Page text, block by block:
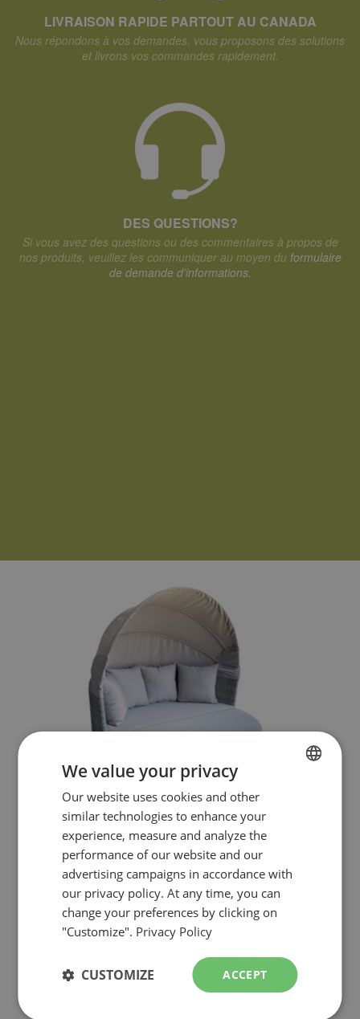
LIVRAISON RAPIDE PARTOUT AU CANADA
Nous répondons à vos demandes, vous proposons des solutions
et livrons vos commandes rapidement.
DES QUESTIONS?
Si vous avez des questions ou des commentaires à propos de
nos produits, veuillez les communiquer au moyen du formulaire
de demande d'informations.
FRENCH
ENGLISH
We value your privacy
Our website uses cookies and other
similar technologies to enhance your
experience, measure and analyze the
performance of our website and our
advertising campaigns in accordance with
our privacy policy. At any time, you can
change your preferences by clicking on
"Customize". Privacy Policy
ACCEPT
CUSTOMIZE